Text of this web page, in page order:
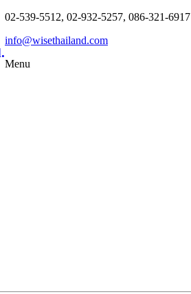
02-539-5512, 02-932-5257, 086-321-6917
info@wisethailand.com
Menu